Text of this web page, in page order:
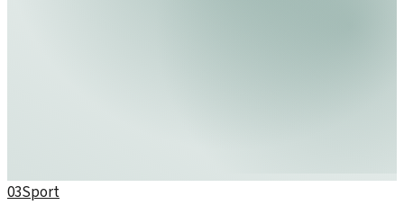
03Sport